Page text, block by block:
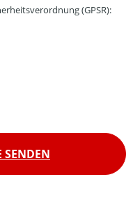
(GPSR):
SENDEN